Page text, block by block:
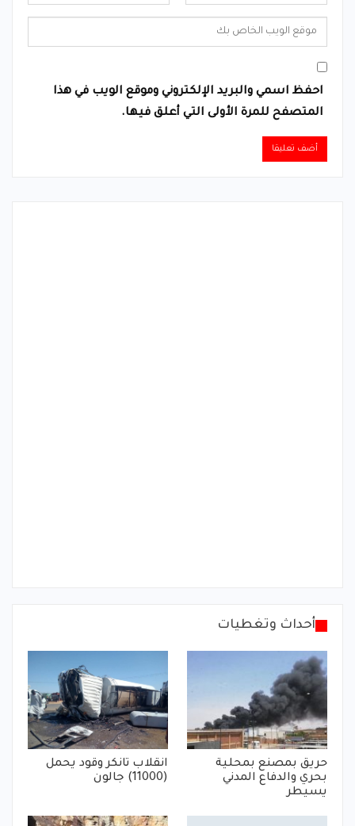
احفظ اسمي والبريد الإلكتروني وموقع الويب في هذا
المتصفح للمرة الأولى التي أعلق فيها.
أحداث وتغطيات
حريق بمصنع بمحلية
بحري والدفاع المدني
يسيطر
انقلاب تانكر وقود يحمل
(11000) جالون